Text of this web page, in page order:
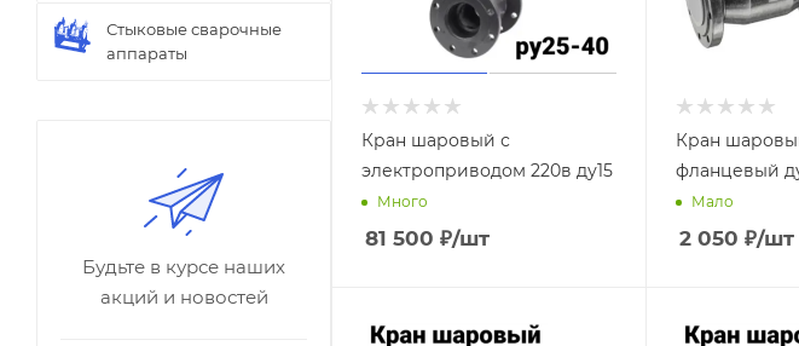
Кран шаровый с
электроприводом 220в ду15
Много
81 500 ₽/шт
Кран
фланцевый
Мало
2 050 ₽/шт
Стыковые сварочные
аппараты
Будьте в курсе наших
акций и новостей